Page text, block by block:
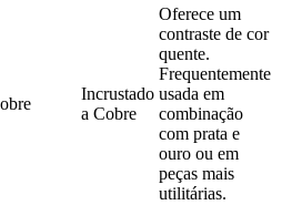
Incrustado
a Cobre
Oferece um
contraste de cor
quente.
Frequentemente
usada em
combinação
com prata e
ouro ou em
peças mais
utilitárias.